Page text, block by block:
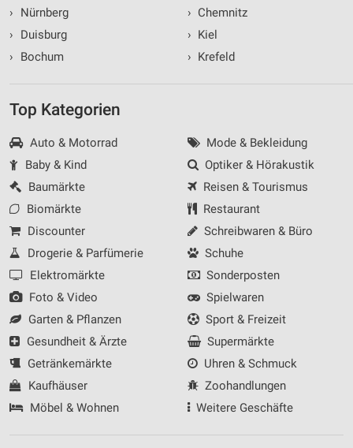
›
Nürnberg
›
Duisburg
›
Bochum
› Chemnitz
› Kiel
› Krefeld
Top Kategorien
Auto & Motorrad
Baby & Kind
Baumärkte
Biomärkte
Discounter
Drogerie & Parfümerie
Elektromärkte
Foto & Video
Garten & Pflanzen
Gesundheit & Ärzte
Getränkemärkte
Kaufhäuser
Möbel & Wohnen
Mode & Bekleidung
Optiker & Hörakustik
Reisen & Tourismus
Restaurant
Schreibwaren & Büro
Schuhe
Sonderposten
Spielwaren
Sport & Freizeit
Supermärkte
Uhren & Schmuck
Zoohandlungen
Weitere Geschäfte